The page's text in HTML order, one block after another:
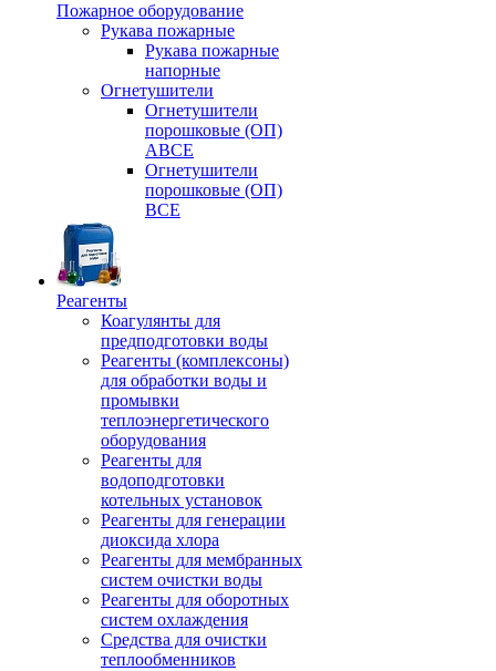
Пожарное оборудование
Рукава пожарные
Рукава пожарные
напорные
Огнетушители
Огнетушители
порошковые (ОП)
АВСЕ
Огнетушители
порошковые (ОП)
ВСЕ
Реагенты
Коагулянты для
предподготовки воды
Реагенты (комплексоны)
для обработки воды и
промывки
теплоэнергетического
оборудования
Реагенты для
водоподготовки
котельных установок
Реагенты для генерации
диоксида хлора
Реагенты для мембранных
систем очистки воды
Реагенты для оборотных
систем охлаждения
Средства для очистки
теплообменников